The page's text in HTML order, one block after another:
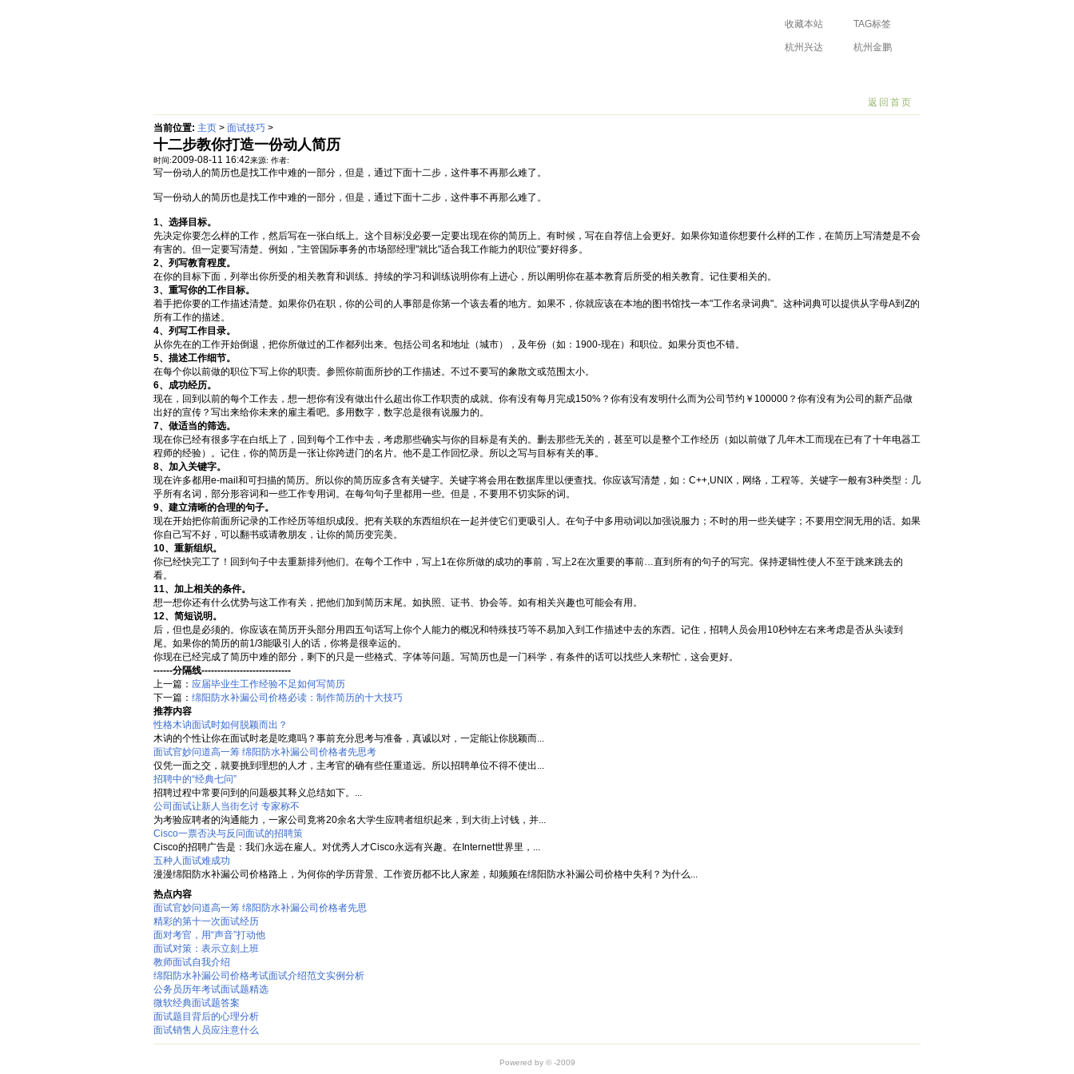
收藏本站 TAG标签
杭州兴达
杭州金鹏
返回首页
当前位置: 主页 > 面试技巧 >
十二步教你打造一份动人简历
时间:2009-08-11 16:42来源: 作者:
写一份动人的简历也是找工作中难的一部分，但是，通过下面十二步，这件事不再那么难了。
写一份动人的简历也是找工作中难的一部分，但是，通过下面十二步，这件事不再那么难了。
1、选择目标。
先决定你要怎么样的工作，然后写在一张白纸上。这个目标没必要一定要出现在你的简历上。有时候，写在自荐信上会更好。如果你知道你想要什么样的工作，在简历上写清楚是不会
有害的。但一定要写清楚。例如，"主管国际事务的市场部经理"就比"适合我工作能力的职位"要好得多。
2、列写教育程度。
在你的目标下面，列举出你所受的相关教育和训练。持续的学习和训练说明你有上进心，所以阐明你在基本教育后所受的相关教育。记住要相关的。
3、重写你的工作目标。
着手把你要的工作描述清楚。如果你仍在职，你的公司的人事部是你第一个该去看的地方。如果不，你就应该在本地的图书馆找一本"工作名录词典"。这种词典可以提供从字母A到Z的
所有工作的描述。
4、列写工作目录。
从你先在的工作开始倒退，把你所做过的工作都列出来。包括公司名和地址（城市），及年份（如：1900-现在）和职位。如果分页也不错。
5、描述工作细节。
在每个你以前做的职位下写上你的职责。参照你前面所抄的工作描述。不过不要写的象散文或范围太小。
6、成功经历。
现在，回到以前的每个工作去，想一想你有没有做出什么超出你工作职责的成就。你有没有每月完成150%？你有没有发明什么而为公司节约￥100000？你有没有为公司的新产品做
出好的宣传？写出来给你未来的雇主看吧。多用数字，数字总是很有说服力的。
7、做适当的筛选。
现在你已经有很多字在白纸上了，回到每个工作中去，考虑那些确实与你的目标是有关的。删去那些无关的，甚至可以是整个工作经历（如以前做了几年木工而现在已有了十年电器工
程师的经验）。记住，你的简历是一张让你跨进门的名片。他不是工作回忆录。所以之写与目标有关的事。
8、加入关键字。
现在许多都用e-mail和可扫描的简历。所以你的简历应多含有关键字。关键字将会用在数据库里以便查找。你应该写清楚，如：C++,UNIX，网络，工程等。关键字一般有3种类型：几
乎所有名词，部分形容词和一些工作专用词。在每句句子里都用一些。但是，不要用不切实际的词。
9、建立清晰的合理的句子。
现在开始把你前面所记录的工作经历等组织成段。把有关联的东西组织在一起并使它们更吸引人。在句子中多用动词以加强说服力；不时的用一些关键字；不要用空洞无用的话。如果
你自己写不好，可以翻书或请教朋友，让你的简历变完美。
10、重新组织。
你已经快完工了！回到句子中去重新排列他们。在每个工作中，写上1在你所做的成功的事前，写上2在次重要的事前…直到所有的句子的写完。保持逻辑性使人不至于跳来跳去的
看。
11、加上相关的条件。
想一想你还有什么优势与这工作有关，把他们加到简历末尾。如执照、证书、协会等。如有相关兴趣也可能会有用。
12、简短说明。
后，但也是必须的。你应该在简历开头部分用四五句话写上你个人能力的概况和特殊技巧等不易加入到工作描述中去的东西。记住，招聘人员会用10秒钟左右来考虑是否从头读到
尾。如果你的简历的前1/3能吸引人的话，你将是很幸运的。
你现在已经完成了简历中难的部分，剩下的只是一些格式、字体等问题。写简历也是一门科学，有条件的话可以找些人来帮忙，这会更好。
------分隔线----------------------------
上一篇： 应届毕业生工作经验不足如何写简历
下一篇： 绵阳防水补漏公司价格必读：制作简历的十大技巧
推荐内容
性格木讷面试时如何脱颖而出？
木讷的个性让你在面试时老是吃瘪吗？事前充分思考与准备，真诚以对，一定能让你脱颖而...
面试官妙问道高一筹 绵阳防水补漏公司价格者先思考
仅凭一面之交，就要挑到理想的人才，主考官的确有些任重道远。所以招聘单位不得不使出...
招聘中的“经典七问”
招聘过程中常要问到的问题极其释义总结如下。...
公司面试让新人当街乞讨 专家称不
为考验应聘者的沟通能力，一家公司竟将20余名大学生应聘者组织起来，到大街上讨钱，并...
Cisco一票否决与反问面试的招聘策
Cisco的招聘广告是：我们永远在雇人。对优秀人才Cisco永远有兴趣。在Internet世界里，...
五种人面试难成功
漫漫绵阳防水补漏公司价格路上，为何你的学历背景、工作资历都不比人家差，却频频在绵阳防水补漏公司价格中失利？为什么...
热点内容
面试官妙问道高一筹 绵阳防水补漏公司价格者先思
精彩的第十一次面试经历
面对考官，用“声音”打动他
面试对策：表示立刻上班
教师面试自我介绍
绵阳防水补漏公司价格考试面试介绍范文实例分析
公务员历年考试面试题精选
微软经典面试题答案
面试题目背后的心理分析
面试销售人员应注意什么
Powered by © -2009